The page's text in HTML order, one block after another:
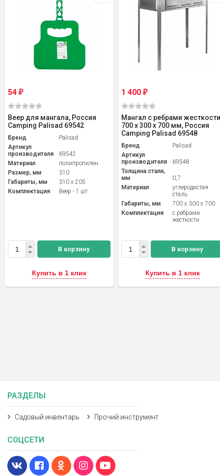
54 ₽
Веер для мангала, Россия
Camping Palisad 69542
Бренд
Palisad
Артикул
производителя
69542
Материал
полипропилен
Размер, мм
310
Габариты, мм
310 x 205
Комплектация
Веер - 1 шт
В корзину
Купить в 1 клик
1 400 ₽
Мангал с ребрами жесткости
700 х 300 х 700 мм, Россия
Camping Palisad 69548
Бренд
Palisad
Артикул
производителя
69548
Толщина стали,
мм
0,7
Материал
углеродистая
сталь
Габариты, мм
700 x 300 x 700
Комплектация
с ребрами
жесткости
В корзину
Купить в 1 клик
РАЗДЕЛЫ
Садовый инвентарь Прочий инструмент
СОЦСЕТИ